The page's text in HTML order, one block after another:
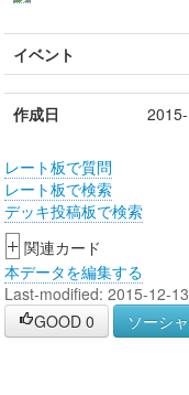
イベント
作成日
レート板で質問
レート板で検索
デッキ投稿板で検索
+ 関連カード
本データを編集する
Last-modified: 2015-12-
GOOD 0 ソーシ